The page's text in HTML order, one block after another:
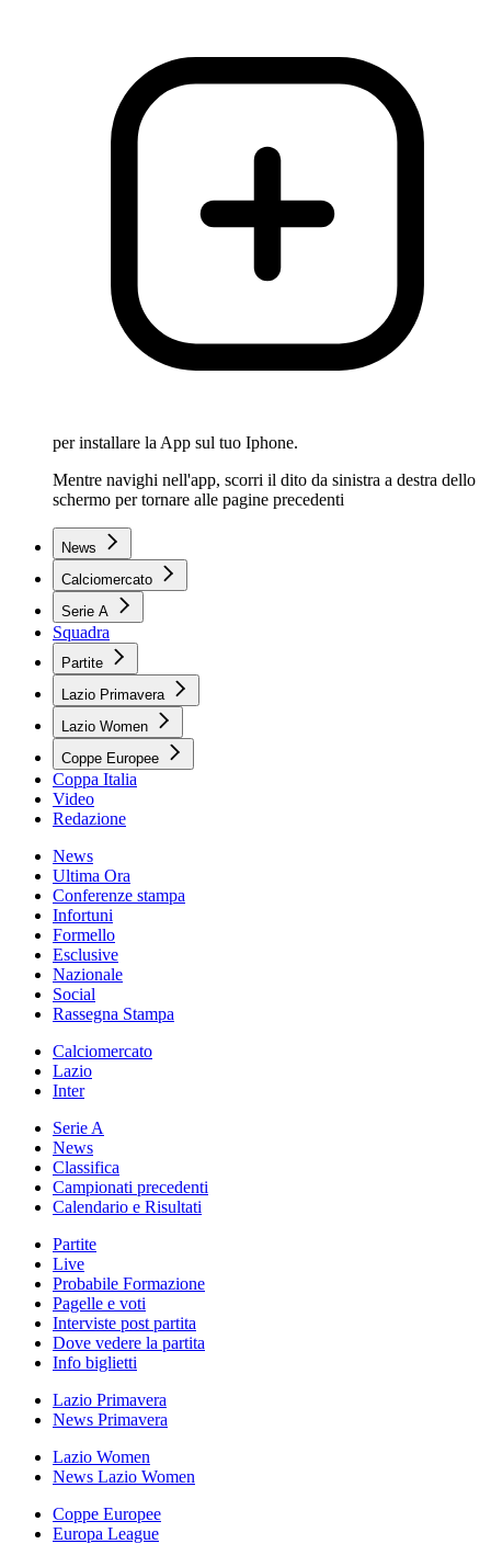
per installare la App sul tuo Iphone.
Mentre navighi nell'app, scorri il dito da sinistra a destra dello
schermo per tornare alle pagine precedenti
News
Calciomercato
Serie A
Squadra
Partite
Lazio Primavera
Lazio Women
Coppe Europee
Coppa Italia
Video
Redazione
News
Ultima Ora
Conferenze stampa
Infortuni
Formello
Esclusive
Nazionale
Social
Rassegna Stampa
Calciomercato
Lazio
Inter
Serie A
News
Classifica
Campionati precedenti
Calendario e Risultati
Partite
Live
Probabile Formazione
Pagelle e voti
Interviste post partita
Dove vedere la partita
Info biglietti
Lazio Primavera
News Primavera
Lazio Women
News Lazio Women
Coppe Europee
Europa League